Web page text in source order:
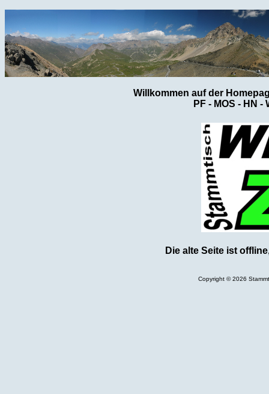
Willkommen auf der
PF - MOS - HN -
Die alte Seite ist
Copyright © 2026